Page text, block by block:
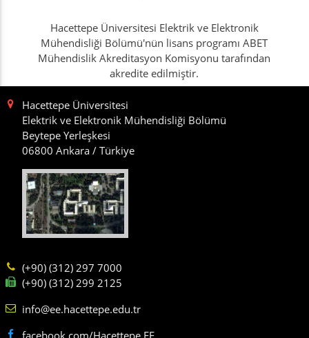
Hacettepe Üniversitesi Elektrik ve Elektronik
Mühendisliği Bölümü'nün lisans programı ABET
Mühendislik Akreditasyon Komisyonu tarafından
akredite edilmiştir.
Hacettepe Üniversitesi
Elektrik ve Elektronik Mühendisliği Bölümü
Beytepe Yerleşkesi
06800 Ankara / Türkiye
(+90) (312) 297 7000
(+90) (312) 299 2125
info@ee.hacettepe.edu.tr